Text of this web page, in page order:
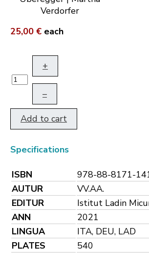
Verdorfer
25,00 € each
+
–
Add to cart
Specifications
ISBN
978-88-8171-
AUTUR
VV.AA.
EDITUR
Istitut Ladin
ANN
2021
LINGUA
ITA, DEU, LAD
PLATES
540